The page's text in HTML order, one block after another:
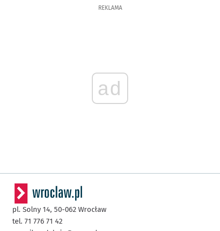
REKLAMA
ad
pl. Solny 14, 50-062 Wrocław
tel. 71 776 71 42